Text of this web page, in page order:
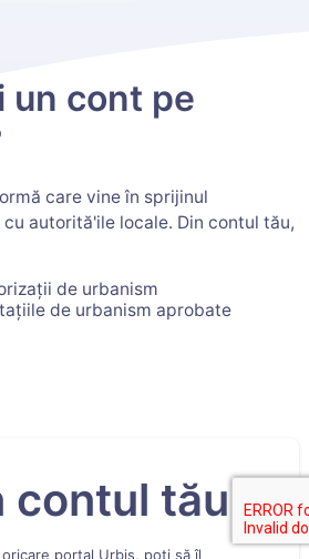
un cont pe
care vine în sprijinul
autorită'ile locale. Din contul tău,
de urbanism
de urbanism aprobate
contul tău
portal Urbis, poți să îl